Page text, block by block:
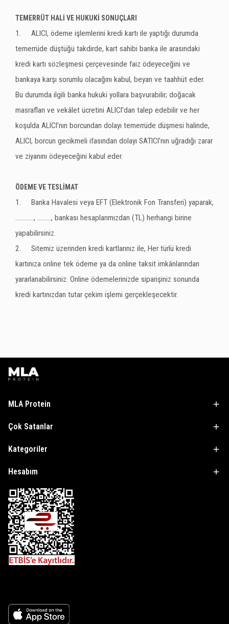
TEMERRÜT HALİ VE HUKUKİ SONUÇLARI
1.
ALICI, ödeme işlemlerini kredi kartı ile yaptığı durumda
temerrüde düştüğü takdirde, kart sahibi banka ile arasındaki
kredi kartı sözleşmesi çerçevesinde faiz ödeyeceğini ve
bankaya karşı sorumlu olacağını kabul, beyan ve taahhüt eder.
Bu durumda ilgili banka hukuki yollara başvurabilir; doğacak
masrafları ve vekâlet ücretini ALICI’dan talep edebilir ve her
koşulda ALICI’nın borcundan dolayı temerrüde düşmesi halinde,
ALICI, borcun gecikmeli ifasından dolayı SATICI’nın uğradığı zarar
ve ziyanını ödeyeceğini kabul eder.
ÖDEME VE TESLİMAT
1.
Banka Havalesi veya EFT (Elektronik Fon Transferi) yaparak,
............, ........., bankası hesaplarımızdan (TL) herhangi birine
yapabilirsiniz.
2.
Sitemiz üzerinden kredi kartlarınız ile, Her türlü kredi
kartınıza online tek ödeme ya da online taksit imkânlarından
yararlanabilirsiniz. Online ödemelerinizde siparişiniz sonunda
kredi kartınızdan tutar çekim işlemi gerçekleşecektir.
MLA Protein
Çok Satanlar
Kategoriler
Hesabım